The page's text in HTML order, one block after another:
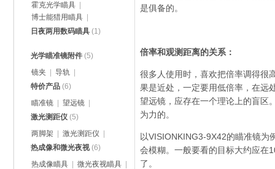
是俱备的。
倍率和观测距离的关系：
很多人使用时，喜欢把倍率调得很
果是近处，一定要用低倍率，在远
望远镜，应存在一个理论上的盲区
为力的。
以VISIONKING3-9X42的瞄准镜为
会模糊。一般要看的目标大约应在
了。
霍克光学瞄具
博士能猎用瞄具
日夜两用数码瞄具 (1)
光学瞄准镜附件 (5)
镜夹
导轨
特价产品 (6)
瞄准镜
望远镜
激光测距仪 (5)
两脚架
激光测距仪
热成像和微光夜视(6)
热成像瞄具
微光夜视瞄具